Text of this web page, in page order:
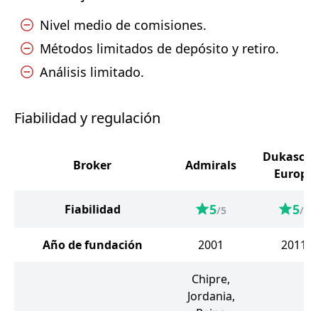
Nivel medio de comisiones.
Métodos limitados de depósito y retiro.
Análisis limitado.
Fiabilidad y regulación
Broker Admirals
Europe
Fiabilidad 5/5 5/5
Año de fundación 2001 2011
Chipre,
Jordania,